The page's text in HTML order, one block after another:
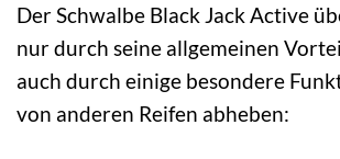
Der Schwalbe Black Jack Active
nur durch seine allgemeinen
auch durch einige besondere
von anderen Reifen abheben: